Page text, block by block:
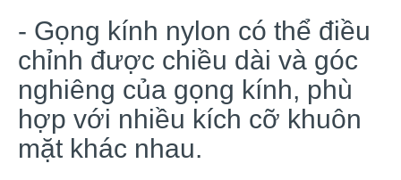
- Gọng kính nylon có thể điều
chỉnh được chiều dài và góc
nghiêng của gọng kính, phù
hợp với nhiều kích cỡ khuôn
mặt khác nhau.